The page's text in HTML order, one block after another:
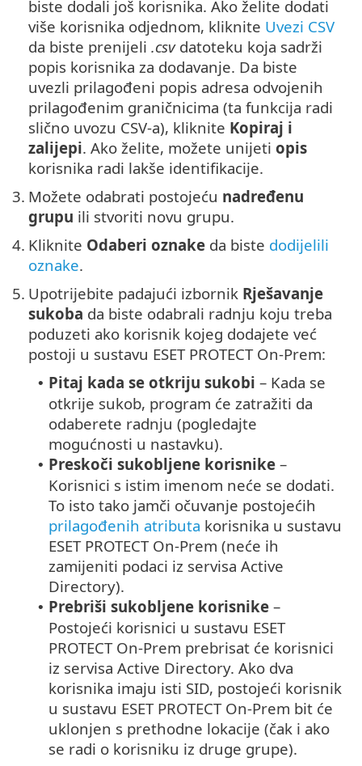
biste dodali još korisnika. Ako želite dodati
više korisnika odjednom, kliknite Uvezi CSV
da biste prenijeli .csvdatoteku koja sadrži
popis korisnika za dodavanje. Da biste
uvezli prilagođeni popis adresa odvojenih
prilagođenim graničnicima (ta funkcija radi
slično uvozu CSV-a), kliknite Kopiraj i
zalijepi. Ako želite, možete unijeti opis
korisnika radi lakše identifikacije.
3. Možete odabrati postojeću nadređenu
grupu ili stvoriti novu grupu.
4. Kliknite Odaberi oznake da biste dodijelili
oznake.
5. Upotrijebite padajući izbornik Rješavanje
sukoba da biste odabrali radnju koju treba
poduzeti ako korisnik kojeg dodajete već
postoji u sustavu ESET PROTECT On-Prem:
• Pitaj kada se otkriju sukobi – Kada se
otkrije sukob, program će zatražiti da
odaberete radnju (pogledajte
mogućnosti u nastavku).
• Preskoči sukobljene korisnike –
Korisnici s istim imenom neće se dodati.
To isto tako jamči očuvanje postojećih
prilagođenih atributa korisnika u sustavu
ESET PROTECT On-Prem (neće ih
zamijeniti podaci iz servisa Active
Directory).
• Prebriši sukobljene korisnike –
Postojeći korisnici u sustavu ESET
PROTECT On-Prem prebrisat će korisnici
iz servisa Active Directory. Ako dva
korisnika imaju isti SID, postojeći korisnik
u sustavu ESET PROTECT On-Prem bit će
uklonjen s prethodne lokacije (čak i ako
se radi o korisniku iz druge grupe).